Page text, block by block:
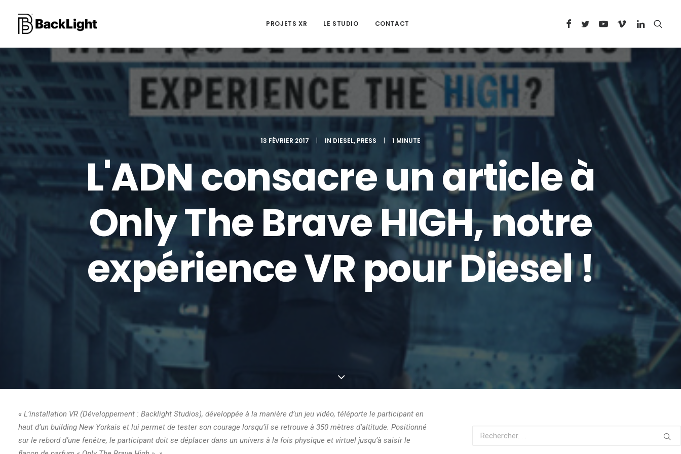
PROJETS XR LE STUDIO CONTACT
13 FÉVRIER 2017 | IN DIESEL, PRESS | 1 MINUTE
L'ADN consacre un article à
Only The Brave HIGH, notre
expérience VR pour Diesel !
« L’installation VR (Développement : Backlight Studios), développée à la manière d’un jeu vidéo, téléporte le participant en
haut d’un building New Yorkais et lui permet de tester son courage lorsqu’il se retrouve à 350 mètres d’altitude. Positionné
sur le rebord d’une fenêtre, le participant doit se déplacer dans un univers à la fois physique et virtuel jusqu’à saisir le